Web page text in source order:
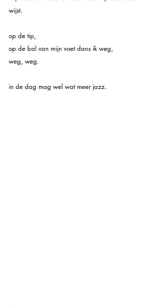
wijst.
op de tip,
op de bal van mijn voet dans ik weg,
weg, weg.
in de dag mag wel wat meer jazz.